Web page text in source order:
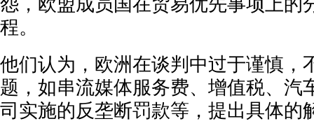
怨，欧盟成员国在贸易优先事项上的
程。
他们认为，欧洲在谈判中过于谨慎，
题，如串流媒体服务费、增值税、汽
司实施的反垄断罚款等，提出具体的